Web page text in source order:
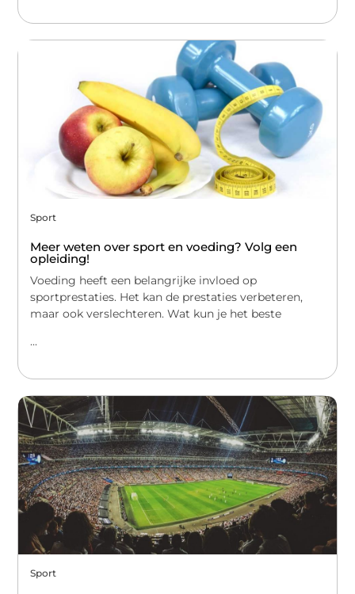
Sport
Meer weten over sport en voeding? Volg een
opleiding!
Voeding heeft een belangrijke invloed op
sportprestaties. Het kan de prestaties verbeteren,
maar ook verslechteren. Wat kun je het beste
...
Sport